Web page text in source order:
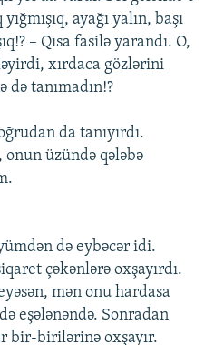
ayağı yalın, başı
– Qısa fasilə yarandı. O,
xırdaca gözlərini
tanımadın!?
da tanıyırdı.
üzündə qələbə
də eybəcər idi.
çəkənlərə oxşayırdı.
mən onu hardasa
eşələnəndə. Sonradan
bir-birilərinə oxşayır.